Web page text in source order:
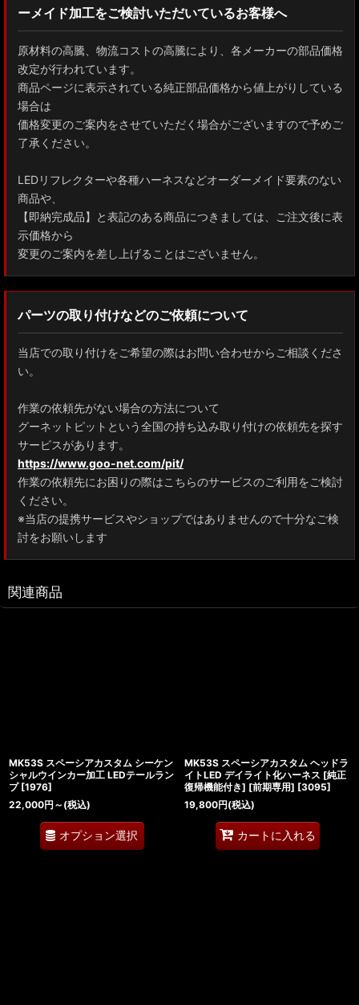
ーメイド加工をご検討いただいているお客様へ
原材料の高騰、物流コストの高騰により、各メーカーの部品価格
改定が行われています。
商品ページに表示されている純正部品価格から値上がりしている
場合は
価格変更のご案内をさせていただく場合がございますので予めご
了承ください。
LEDリフレクターや各種ハーネスなどオーダーメイド要素のない
商品や、
【即納完成品】と表記のある商品につきましては、ご注文後に表
示価格から
変更のご案内を差し上げることはございません。
パーツの取り付けなどのご依頼について
当店での取り付けをご希望の際はお問い合わせからご相談くださ
い。
作業の依頼先がない場合の方法について
グーネットピットという全国の持ち込み取り付けの依頼先を探す
サービスがあります。
https://www.goo-net.com/pit/
作業の依頼先にお困りの際はこちらのサービスのご利用をご検討
ください。
※当店の提携サービスやショップではありませんので十分なご検
討をお願いします
関連商品
MK53S スペーシアカスタム シーケン
シャルウインカー加工 LEDテールラン
プ [1976]
22,000円 ～ (税込)
オプション選択
MK53S スペーシアカスタム ヘッドラ
イトLED デイライト化ハーネス [純正
復帰機能付き] [前期専用] [3095]
19,800円(税込)
カートに入れる